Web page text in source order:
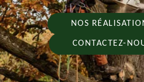
NOS
CONTACTEZ-